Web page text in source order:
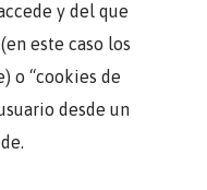
y del que
este caso los
o “cookies de
desde un